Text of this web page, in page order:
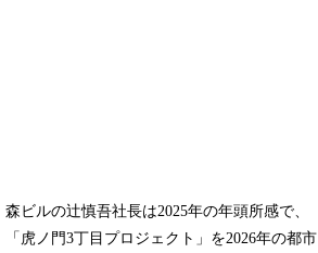
森ビルの辻慎吾社長は2025年の年頭所感で、
「虎ノ門3丁目プロジェクト」を2026年の都市